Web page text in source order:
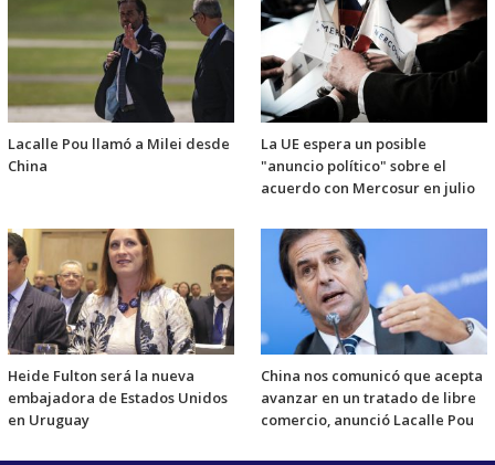
Lacalle Pou llamó a Milei desde
China
La UE espera un posible
"anuncio político" sobre el
acuerdo con Mercosur en julio
Heide Fulton será la nueva
embajadora de Estados Unidos
en Uruguay
China nos comunicó que acepta
avanzar en un tratado de libre
comercio, anunció Lacalle Pou